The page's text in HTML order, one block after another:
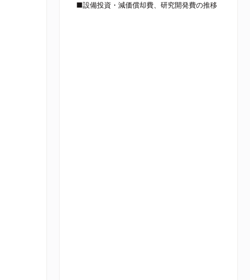
■設備投資・減価償却費、研究開発費の推移